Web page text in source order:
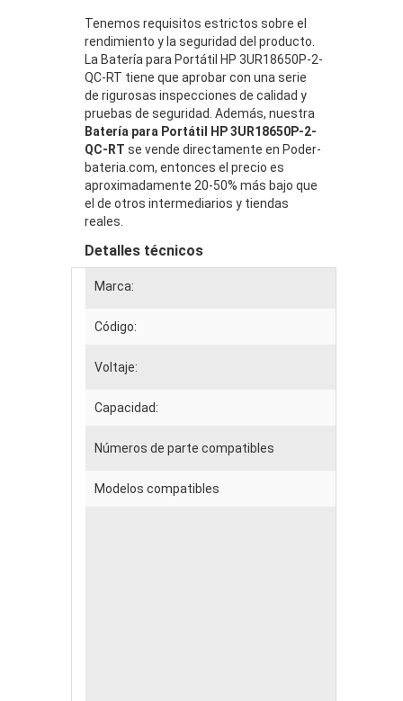
Tenemos requisitos estrictos sobre el
rendimiento y la seguridad del producto.
La Batería para Portátil HP 3UR18650P-2-
QC-RT tiene que aprobar con una serie
de rigurosas inspecciones de calidad y
pruebas de seguridad. Además, nuestra
Batería para Portátil HP 3UR18650P-2-
QC-RT se vende directamente en Poder-
bateria.com, entonces el precio es
aproximadamente 20-50% más bajo que
el de otros intermediarios y tiendas
reales.
Detalles técnicos
Marca:
Código:
Voltaje:
Capacidad:
Números de parte compatibles
Modelos compatibles